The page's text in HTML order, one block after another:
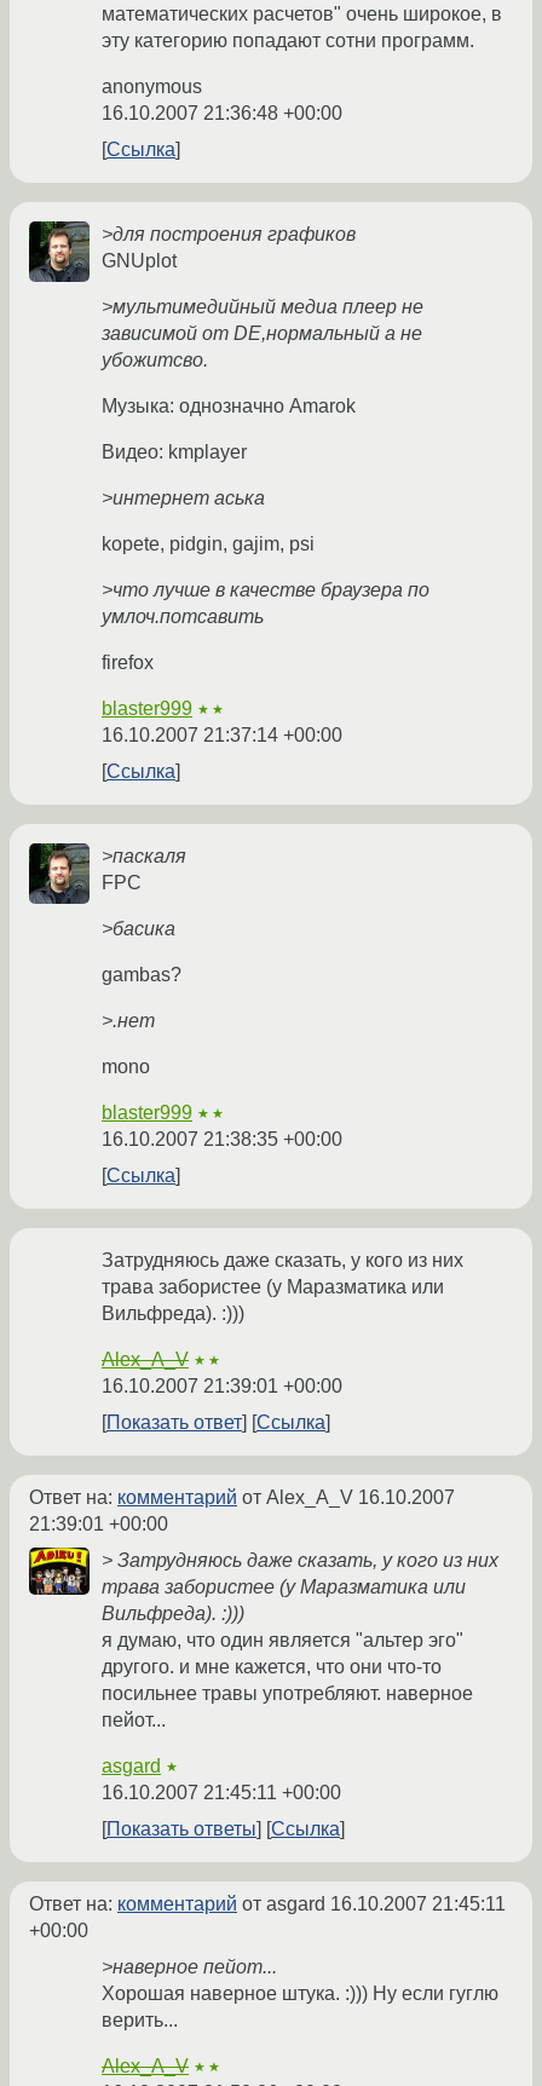
математических расчетов" очень широкое, в
эту категорию попадают сотни программ.
anonymous
16.10.2007 21:36:48 +00:00
Ссылка
>для построения графиков
GNUplot
>мультимедийный медиа плеер не
зависимой от DE,нормальный а не
убожитсво.
Музыка: однозначно Amarok
Видео: kmplayer
>интернет аська
kopete, pidgin, gajim, psi
>что лучше в качестве браузера по
умлоч.потсавить
firefox
blaster999 ★★
16.10.2007 21:37:14 +00:00
Ссылка
>паскаля
FPC
>басика
gambas?
>.нет
mono
blaster999 ★★
16.10.2007 21:38:35 +00:00
Ссылка
Затрудняюсь даже сказать, у кого из них
трава забористее (у Маразматика или
Вильфреда). :)))
Alex_A_V ★★
16.10.2007 21:39:01 +00:00
Показать ответ
Ссылка
Ответ на: комментарий от Alex_A_V 16.10.2007
21:39:01 +00:00
> Затрудняюсь даже сказать, у кого из них
трава забористее (у Маразматика или
Вильфреда). :)))
я думаю, что один является "альтер эго"
другого. и мне кажется, что они что-то
посильнее травы употребляют. наверное
пейот...
asgard ★
16.10.2007 21:45:11 +00:00
Показать ответы
Ссылка
Ответ на: комментарий от asgard 16.10.2007 21:45:11
+00:00
>наверное пейот...
Хорошая наверное штука. :))) Ну если гуглю
верить...
Alex_A_V ★★